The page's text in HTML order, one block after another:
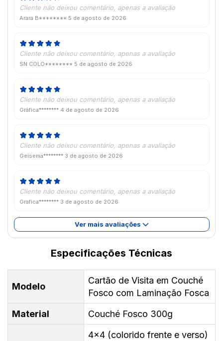
Cliente não deixou comentário, apenas a avaliação
Arara B******** 5 de agosto de 2026
Cliente não deixou comentário, apenas a avaliação
SN COLO******** 5 de agosto de 2026
Cliente não deixou comentário, apenas a avaliação
Gráfica******** 4 de agosto de 2026
Cliente não deixou comentário, apenas a avaliação
Geisema******** 3 de agosto de 2026
Cliente não deixou comentário, apenas a avaliação
Grafica******** 3 de agosto de 2026
Ver mais avaliações
Especificações Técnicas
Modelo
Cartão de Visita em Couché
Fosco com Laminação Fosca
Material
Couché Fosco 300g
4x4 (colorido frente e verso)